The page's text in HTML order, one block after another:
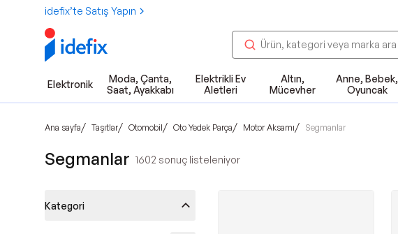
idefix’te Satış Yapın
Elektronik
Moda, Çanta,
Saat, Ayakkabı
Elektrikli Ev
Aletleri
Altın,
Mücevher
Anne, Bebek,
Oyuncak
Ana sayfa/ Taşıtlar/ Otomobil/ Oto Yedek Parça/ Motor Aksamı/ Segmanlar
Segmanlar 1602 sonuç listeleniyor
Kategori